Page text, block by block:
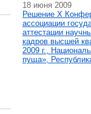
18 июня 2009
Решение X
ассоциации
аттестации
кадров высшей
2009 г.,
пуща»,